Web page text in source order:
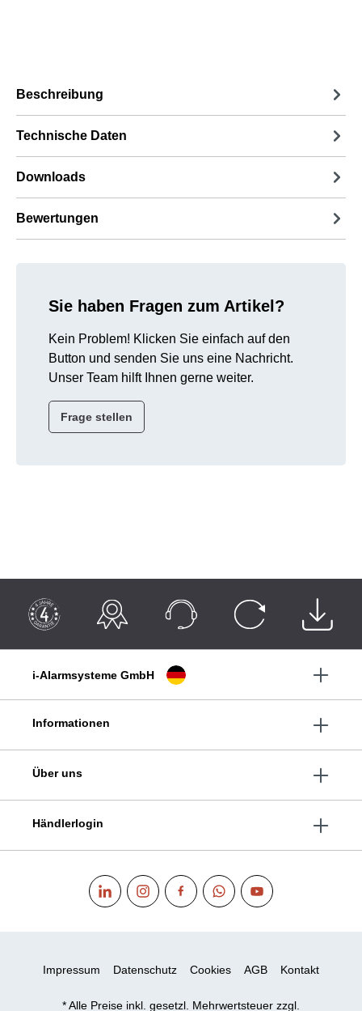
Beschreibung
Technische Daten
Downloads
Bewertungen
Sie haben Fragen zum Artikel?
Kein Problem! Klicken Sie einfach auf den
Button und senden Sie uns eine Nachricht.
Unser Team hilft Ihnen gerne weiter.
Frage stellen
i-Alarmsysteme GmbH
Informationen
Über uns
Händlerlogin
Impressum Datenschutz Cookies AGB Kontakt
* Alle Preise inkl. gesetzl. Mehrwertsteuer zzgl.